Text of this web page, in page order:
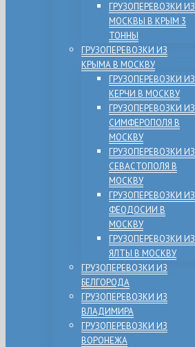
ГРУЗОПЕРЕВОЗКИ ИЗ
МОСКВЫ В КРЫМ 3
ТОННЫ
ГРУЗОПЕРЕВОЗКИ ИЗ
КРЫМА В МОСКВУ
ГРУЗОПЕРЕВОЗКИ ИЗ
КЕРЧИ В МОСКВУ
ГРУЗОПЕРЕВОЗКИ ИЗ
СИМФЕРОПОЛЯ В
МОСКВУ
ГРУЗОПЕРЕВОЗКИ ИЗ
СЕВАСТОПОЛЯ В
МОСКВУ
ГРУЗОПЕРЕВОЗКИ ИЗ
ФЕОДОСИИ В
МОСКВУ
ГРУЗОПЕРЕВОЗКИ ИЗ
ЯЛТЫ В МОСКВУ
ГРУЗОПЕРЕВОЗКИ ИЗ
БЕЛГОРОДА
ГРУЗОПЕРЕВОЗКИ ИЗ
ВЛАДИМИРА
ГРУЗОПЕРЕВОЗКИ ИЗ
ВОРОНЕЖА